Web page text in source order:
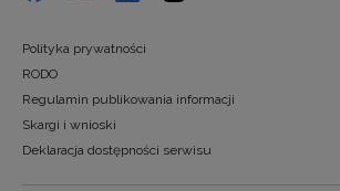
Polityka prywatności
RODO
Regulamin publikowania informacji
Skargi i wnioski
Deklaracja dostępności serwisu